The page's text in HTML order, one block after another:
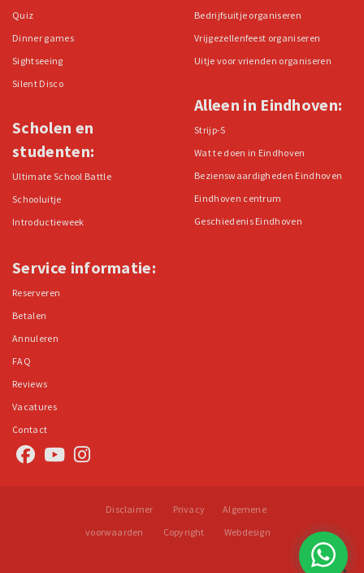
Quiz
Dinner games
Sightseeing
Silent Disco
Scholen en
studenten:
Ultimate School Battle
Schooluitje
Introductieweek
Bedrijfsuitje organiseren
Vrijgezellenfeest organiseren
Uitje voor vrienden organiseren
Alleen in Eindhoven:
Strijp-S
Wat te doen in Eindhoven
Bezienswaardigheden Eindhoven
Eindhoven centrum
Geschiedenis Eindhoven
Service informatie:
Reserveren
Betalen
Annuleren
FAQ
Reviews
Vacatures
Contact
Disclaimer Privacy
Algemene
voorwaarden
Copyright Webdesign